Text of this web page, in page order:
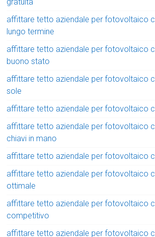
affittare tetto aziendale per fotovoltaico
lungo termine
affittare tetto aziendale per fotovoltaico
buono stato
affittare tetto aziendale per fotovoltaico
sole
affittare tetto aziendale per fotovoltaico
affittare tetto aziendale per fotovoltaico
chiavi in mano
affittare tetto aziendale per fotovoltaico
affittare tetto aziendale per fotovoltaico
ottimale
affittare tetto aziendale per fotovoltaico
competitivo
affittare tetto aziendale per fotovoltaico